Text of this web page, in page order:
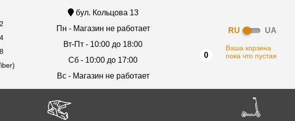
бул. Кольцова 13
Пн - Магазин не работает
Вт-Пт - 10:00 до 18:00
Сб - 10:00 до 17:00
Вс - Магазин не работает
RU UA
0
Ваша корзина
пока что пустая